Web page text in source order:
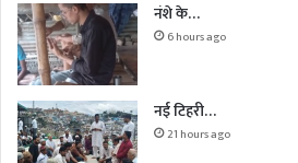
नंशे के…
6 hours ago
नई टिहरी…
21 hours ago